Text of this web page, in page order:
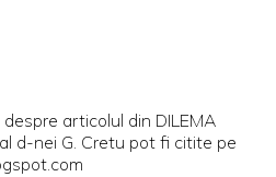
articolul din DILEMA
d-nei G. Cretu pot fi citite pe